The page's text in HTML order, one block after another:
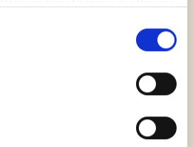
die
Person statt.